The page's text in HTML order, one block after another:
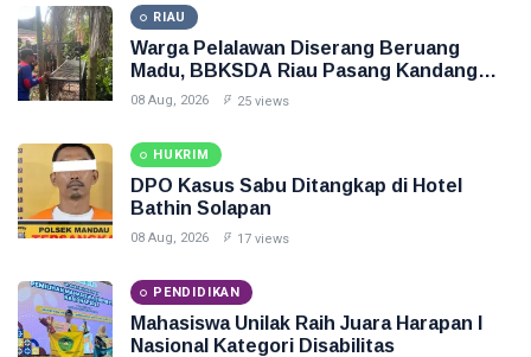
RIAU
Warga Pelalawan Diserang Beruang
Madu, BBKSDA Riau Pasang Kandang
Jebak
08 Aug, 2026 25 views
HUKRIM
DPO Kasus Sabu Ditangkap di Hotel
Bathin Solapan
08 Aug, 2026 17 views
PENDIDIKAN
Mahasiswa Unilak Raih Juara Harapan I
Nasional Kategori Disabilitas